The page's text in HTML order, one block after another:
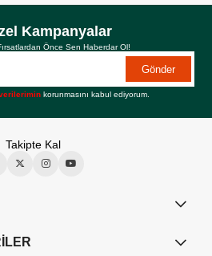
Kampanyalar
Önce Sen Haberdar Ol!
Gönder
korunmasını kabul ediyorum.
Takipte Kal